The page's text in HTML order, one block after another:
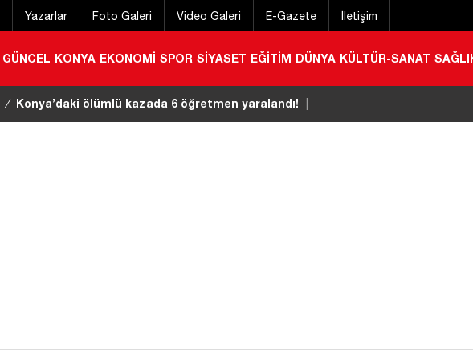
Yazarlar Foto Galeri Video Galeri E-Gazete İletişim
GÜNCEL KONYA EKONOMİ SPOR SİYASET EĞİTİM DÜNYA KÜLTÜR-SANAT
/ Milli Güvenlik Kurulu toplandı |